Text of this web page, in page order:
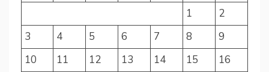
1
2
3
4 5 6 7 8
9
10
11 12 13 14 15
16